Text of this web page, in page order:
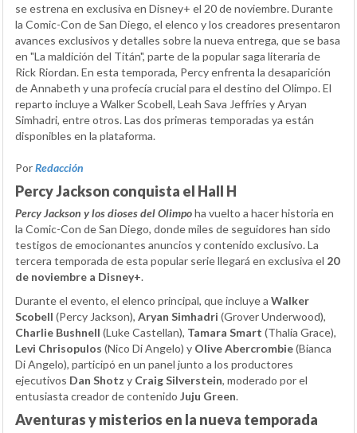
se estrena en exclusiva en Disney+ el 20 de noviembre. Durante
la Comic-Con de San Diego, el elenco y los creadores presentaron
avances exclusivos y detalles sobre la nueva entrega, que se basa
en "La maldición del Titán", parte de la popular saga literaria de
Rick Riordan. En esta temporada, Percy enfrenta la desaparición
de Annabeth y una profecía crucial para el destino del Olimpo. El
reparto incluye a Walker Scobell, Leah Sava Jeffries y Aryan
Simhadri, entre otros. Las dos primeras temporadas ya están
disponibles en la plataforma.
PorRedacción
Percy Jackson conquista el Hall H
Percy Jackson y los dioses del Olimpoha vuelto a hacer historia en
la Comic-Con de San Diego, donde miles de seguidores han sido
testigos de emocionantes anuncios y contenido exclusivo. La
tercera temporada de esta popular serie llegará en exclusiva el 20
de noviembre a Disney+.
Durante el evento, el elenco principal, que incluye a Walker
Scobell (Percy Jackson), Aryan Simhadri (Grover Underwood),
Charlie Bushnell (Luke Castellan), Tamara Smart (Thalia Grace),
Levi Chrisopulos (Nico Di Angelo) y Olive Abercrombie(Bianca
Di Angelo), participó en un panel junto a los productores
ejecutivos Dan Shotz y Craig Silverstein, moderado por el
entusiasta creador de contenido Juju Green.
Aventuras y misterios en la nueva temporada